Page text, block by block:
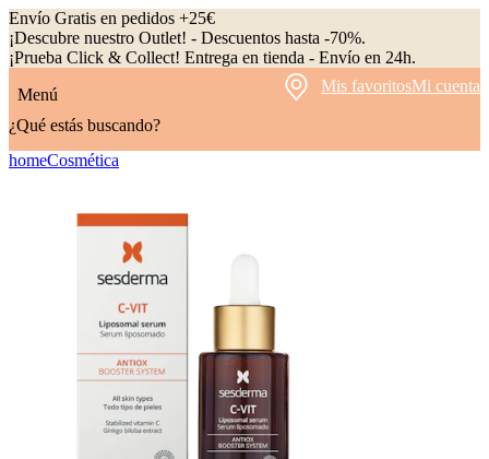
Envío Gratis en pedidos +25€
¡Descubre nuestro Outlet! - Descuentos hasta -70%.
¡Prueba Click & Collect! Entrega en tienda - Envío en 24h.
Menú
Mis favoritosMi cuenta
¿Qué estás buscando?
homeCosmética